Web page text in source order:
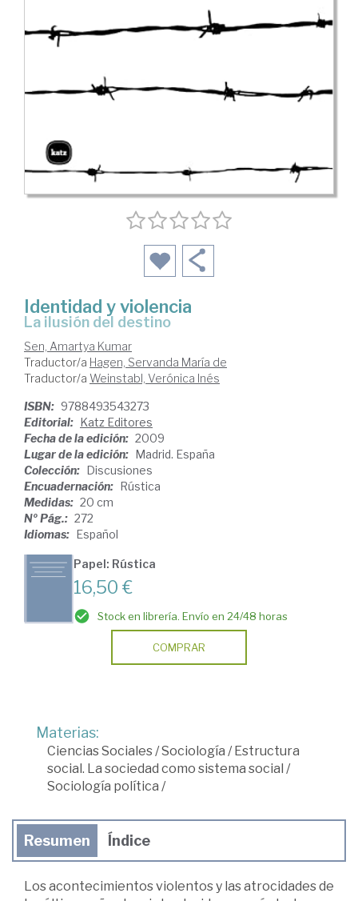
Identidad y violencia
La ilusión del destino
Sen, Amartya Kumar
Traductor/a Hagen, Servanda María de
Traductor/a Weinstabl, Verónica Inés
ISBN: 9788493543273
Editorial: Katz Editores
Fecha de la edición: 2009
Lugar de la edición: Madrid. España
Colección: Discusiones
Encuadernación: Rústica
Medidas: 20 cm
Nº Pág.: 272
Idiomas: Español
Papel: Rústica
16,50 €
Stock en librería. Envío en 24/48 horas
COMPRAR
Materias:
Ciencias Sociales /Sociología /Estructura
social. La sociedad como sistema social /
Sociología política /
Resumen Índice
Los acontecimientos violentos y las atrocidades de